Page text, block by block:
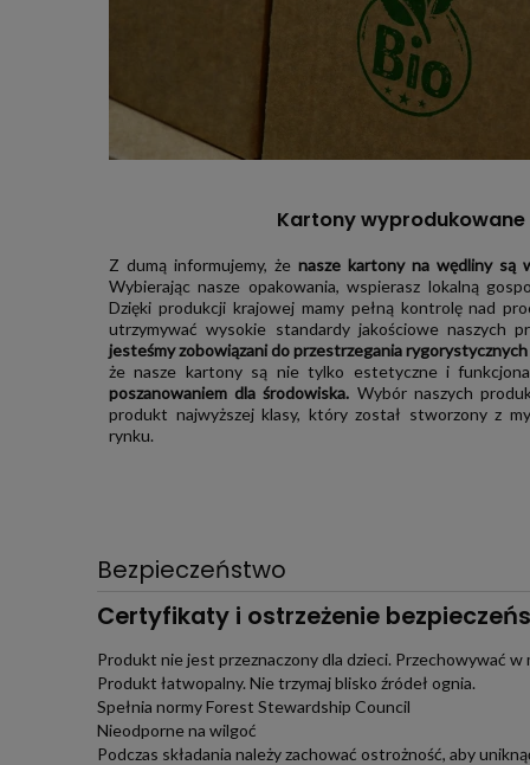
Kartony wyprodukowane
Z dumą informujemy, że nasze kartony na wędliny są
Wybierając nasze opakowania, wspierasz lokalną
Dzięki produkcji krajowej mamy pełną kontrolę nad
utrzymywać wysokie standardy jakościowe naszych
jesteśmy zobowiązani do przestrzegania
że nasze kartony są nie tylko estetyczne i
poszanowaniem dla środowiska. Wybór naszych
produkt najwyższej klasy, który został stworzony z
rynku.
Bezpieczeństwo
Certyfikaty i ostrzeżenie
Produkt nie jest przeznaczony dla dzieci. Przechowywać
Produkt łatwopalny. Nie trzymaj blisko źródeł ognia.
Spełnia normy Forest Stewardship Council
Nieodporne na wilgoć
Podczas składania należy zachować ostrożność, aby